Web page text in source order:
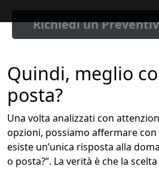
Richiedi un
Quindi, meglio
posta?
Una volta analizzati con
opzioni, possiamo affermare con
esiste un’unica risposta alla
o posta?”. La verità è che la